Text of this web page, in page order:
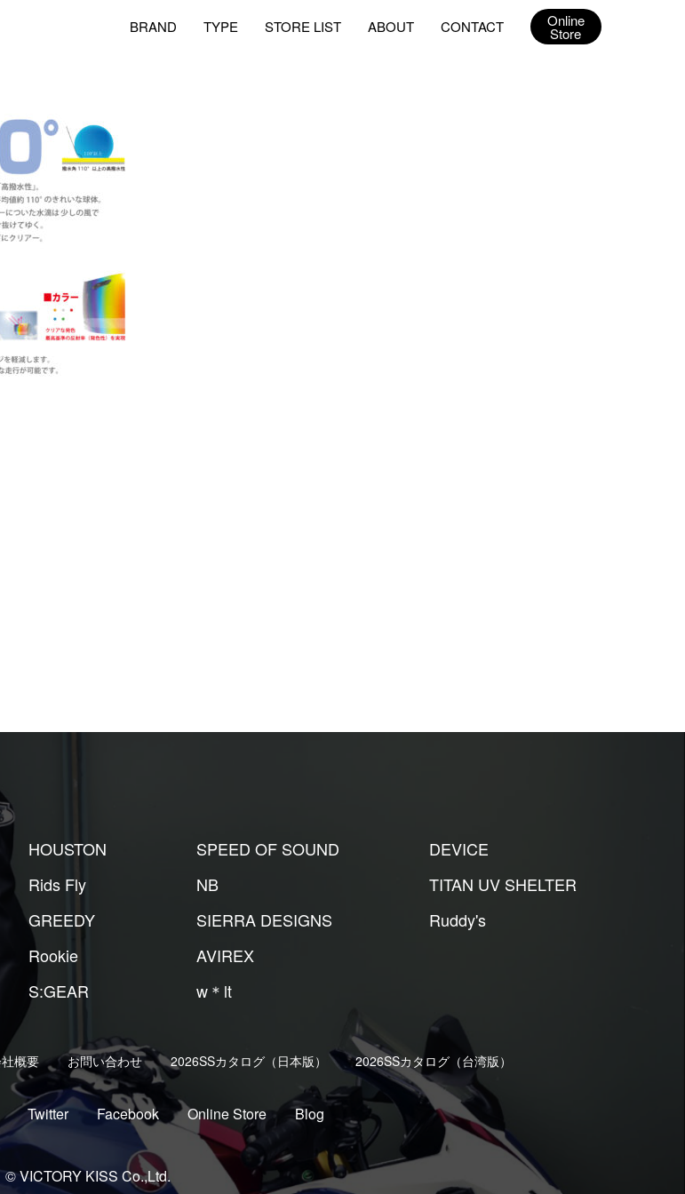
BRAND TYPE STORE LIST ABOUT CONTACT Online
Store
HOUSTON
Rids Fly
GREEDY
Rookie
S:GEAR
SPEED OF SOUND
NB
SIERRA DESIGNS
AVIREX
w＊lt
DEVICE
TITAN UV SHELTER
Ruddy's
概要 お問い合わせ 2026SSカタログ（日本版） 2026SSカタログ（台湾版）
Twitter Facebook Online Store Blog
© VICTORY KISS Co.,Ltd.